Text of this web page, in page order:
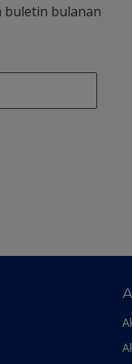
buletin bulanan